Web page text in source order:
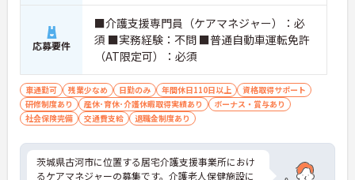
応募要件
■介護支援専門員（ケアマネジャー）：必
須 ■実務経験：不問 ■普通自動車運転免許
（AT限定可）：必須
車通勤可 残業少なめ 日勤のみ 年間休日110日以上
資格取得サポート
研修制度あり
産休･育休･介護休暇取得実績あり
ボーナス・賞与あり
社会保険完備
交通費支給 退職金制度あり
茨城県古河市に位置する居宅介護支援事業所におけ
るケアマネジャーの募集です。介護老人保健施設に